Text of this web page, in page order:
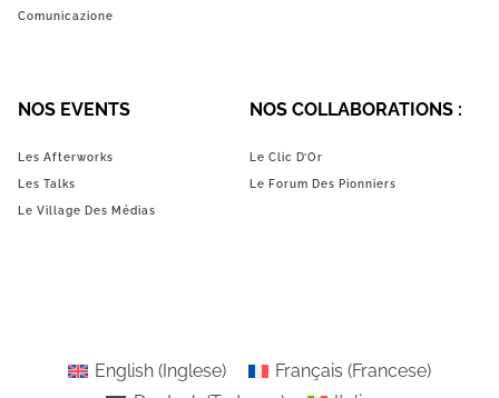
Comunicazione
NOS EVENTS
Les Afterworks
Les Talks
Le Village Des Médias
NOS COLLABORATIONS :
Le Clic D’Or
Le Forum Des Pionniers
English (Inglese) Français (Francese)